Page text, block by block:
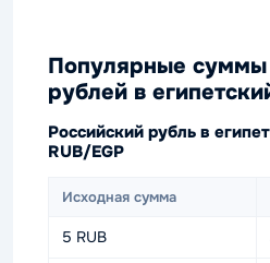
Популярные суммы
рублей в
Российский рубль в
RUB/EGP
Исходная сумма
5 RUB